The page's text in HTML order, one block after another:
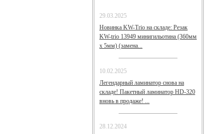
29.03.2025
Новинка KW-Trio на складе: Резак
KW-trio 13949 минигильотина (360мм
х 5мм) (замена...
10.02.2025
Легендарный ламинатор снова на
складе! Пакетный ламинатор HD-320
вновь в продаже! ...
28.12.2024